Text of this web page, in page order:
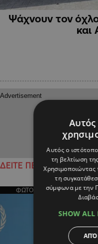
Ψάχνουν τον
και
ΔΕΙΤΕ ΠΕΡΙΣΣΟΤΕΡΑ
ΦΩΤΟΓΡΑΦΙΑ ΤΗΣ ΗΜΕΡΑΣ
Αυτός
Αυτός ο
τη βελτίωση
Χρησιμοποιώντας
τη
σύμφωνα με την
SHOW ALL